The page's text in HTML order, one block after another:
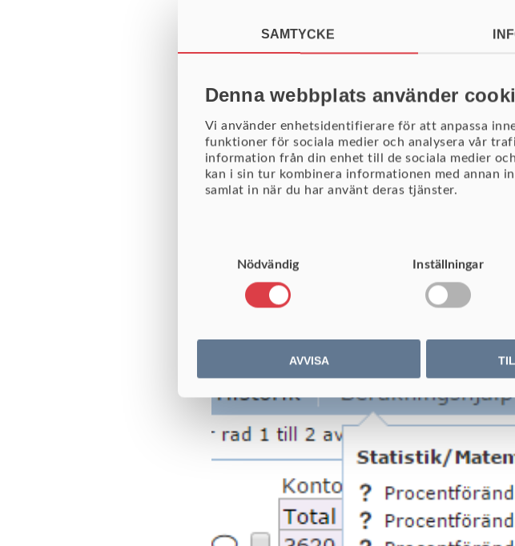
SAMTYCKE
Denna webbplats använder
Vi använder enhetsidentifierare för att anpassa
funktioner för sociala medier och analysera vår
information från din enhet till de sociala medier
kan i sin tur kombinera informationen med annan
samlat in när du har använt deras tjänster.
Nödvändig
Inställningar
AVVISA
I IBP finns avancerade verktyg för att hjälpa till i
beräkningsfunktioner, till exempel för